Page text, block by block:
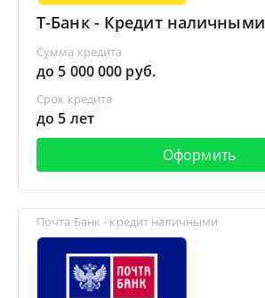
Т-Банк - Кредит наличными
Сумма кредита
до 5 000 000 руб.
Срок кредита
до 5 лет
Оформить
Почта Банк - кредит наличными